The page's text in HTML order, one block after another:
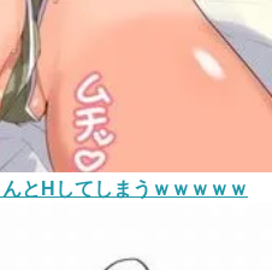
とHしてしまうｗｗｗｗｗ